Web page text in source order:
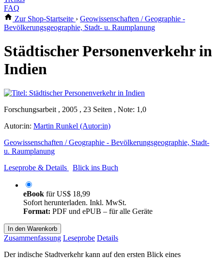
FAQ
Zur Shop-Startseite › Geowissenschaften / Geographie -
Bevölkerungsgeographie, Stadt- u. Raumplanung
Städtischer Personenverkehr in
Indien
Forschungsarbeit , 2005 , 23 Seiten , Note: 1,0
Autor:in: Martin Runkel (Autor:in)
Geowissenschaften / Geographie - Bevölkerungsgeographie, Stadt-
u. Raumplanung
Leseprobe & Details
Blick ins Buch
eBook fürUS$ 18,99
Sofort herunterladen. Inkl. MwSt.
Format: PDF und ePUB – für alle Geräte
In den Warenkorb
Zusammenfassung Leseprobe Details
Der indische Stadtverkehr kann auf den ersten Blick eines